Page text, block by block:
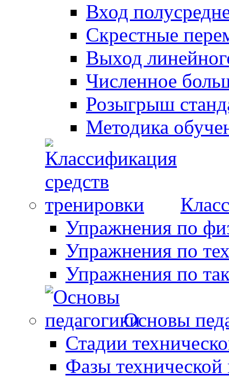
Вход
Скрестные
Выход
Численное
Розыгрыш
Методика
Упражнения по
Упражнения по
Упражнения по
Основы
Стадии
Фазы технической